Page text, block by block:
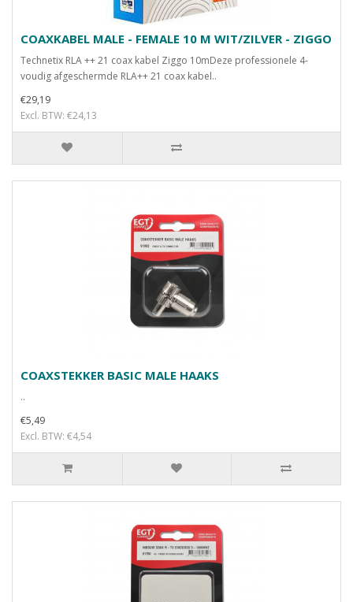
COAXKABEL MALE - FEMALE 10 M WIT/ZILVER - ZIGGO
Technetix RLA ++ 21 coax kabel Ziggo 10mDeze professionele 4-
voudig afgeschermde RLA++ 21 coax kabel..
€29,19
Excl. BTW: €24,13
COAXSTEKKER BASIC MALE HAAKS
..
€5,49
Excl. BTW: €4,54